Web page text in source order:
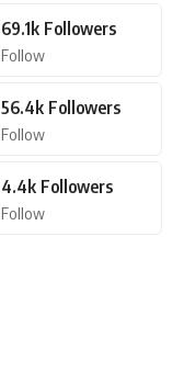
69.1k Followers
Follow
56.4k Followers
Follow
4.4k Followers
Follow